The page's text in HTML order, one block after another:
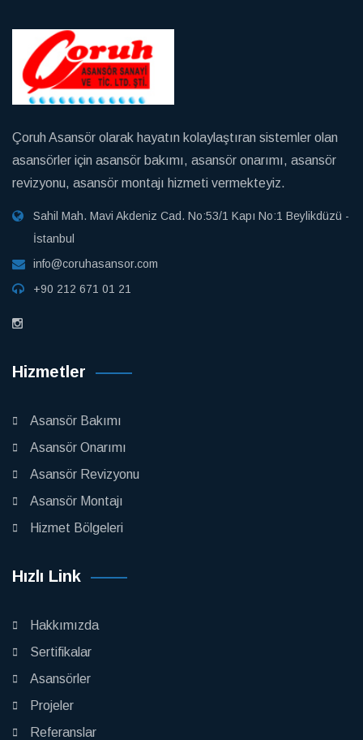
Çoruh Asansör olarak hayatın kolaylaştıran sistemler olan
asansörler için asansör bakımı, asansör onarımı, asansör
revizyonu, asansör montajı hizmeti vermekteyiz.
Sahil Mah. Mavi Akdeniz Cad. No:53/1 Kapı No:1 Beylikdüzü -
İstanbul
info@coruhasansor.com
+90 212 671 01 21
Hizmetler
Asansör Bakımı
Asansör Onarımı
Asansör Revizyonu
Asansör Montajı
Hizmet Bölgeleri
Hızlı Link
Hakkımızda
Sertifikalar
Asansörler
Projeler
Referanslar